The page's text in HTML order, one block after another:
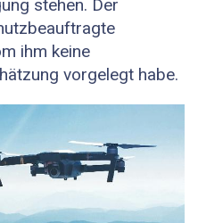
stehen. Der
ihm keine
vorgelegt habe.